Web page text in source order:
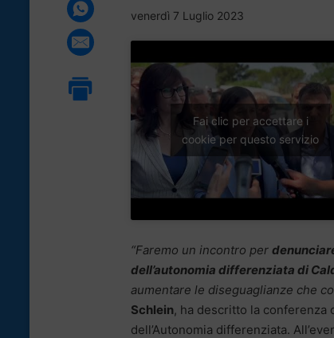
venerdì 7 Luglio 2023
Fai clic per accettare i
cookie per questo servizio
“Faremo un incontro per
dell’autonomia differenziata di
aumentare le diseguaglianze che
Schlein, ha descritto la conferenza
dell’Autonomia differenziata.